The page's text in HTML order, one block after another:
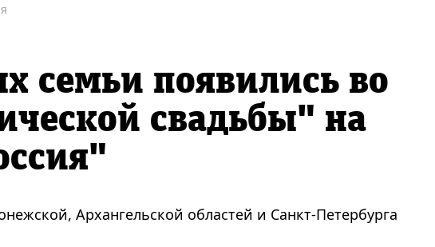
семьи появились во
свадьбы" на
Архангельской областей и Санкт-Петербурга